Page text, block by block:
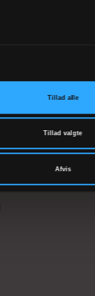
Tillad alle
Tillad valgte
Afvis